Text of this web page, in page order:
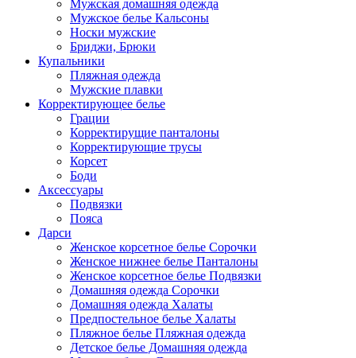
Мужская домашняя одежда
Мужское белье Кальсоны
Носки мужские
Бриджи, Брюки
Купальники
Пляжная одежда
Мужские плавки
Корректирующее белье
Грации
Корректирущие панталоны
Корректирующие трусы
Корсет
Боди
Аксессуары
Подвязки
Пояса
Дарси
Женское корсетное белье Сорочки
Женское нижнее белье Панталоны
Женское корсетное белье Подвязки
Домашняя одежда Сорочки
Домашняя одежда Халаты
Предпостельное белье Халаты
Пляжное белье Пляжная одежда
Детское белье Домашняя одежда